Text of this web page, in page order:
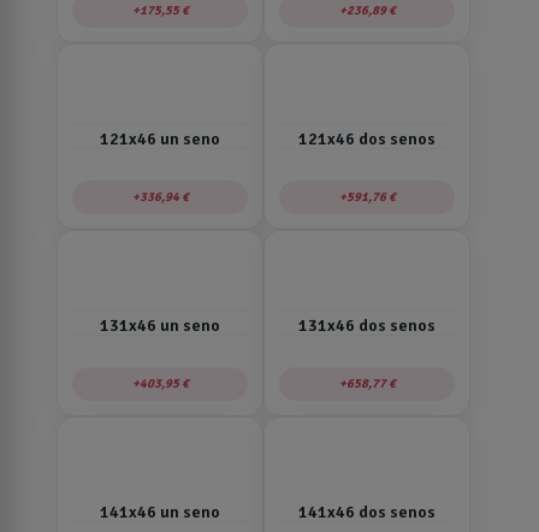
175,55 € 236,89 €
121x46 un seno
336,94 €
121x46 dos senos
591,76 €
131x46 un seno
403,95 €
131x46 dos senos
658,77 €
141x46 un seno 141x46 dos senos